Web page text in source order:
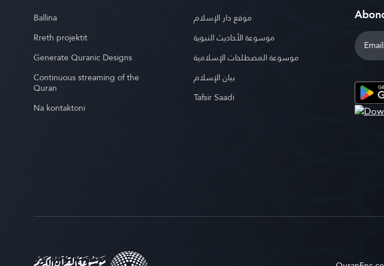
Ballina
Rreth projektit
Generate Quranic Designs
Continuous streaming of the
Quran
Na kontaktoni
موقع دار الإسلام
موسوعة الأحاديث النبوية
موسوعة المصطلحات الإسلامية
بيان الإسلام
Tafsir Saadi